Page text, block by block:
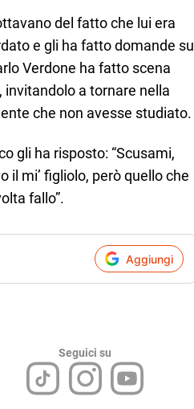
del fatto che lui era
e gli ha fatto domande su
Verdone ha fatto scena
invitandolo a tornare nella
che non avesse studiato.
gli ha risposto: “Scusami,
il mi’ figliolo, però quello che
fallo”.
Aggiungi
Seguici su